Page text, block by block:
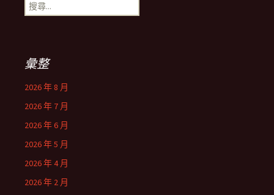
尋
彙整
2026 年 8 月
2026 年 7 月
2026 年 6 月
2026 年 5 月
2026 年 4 月
2026 年 2 月